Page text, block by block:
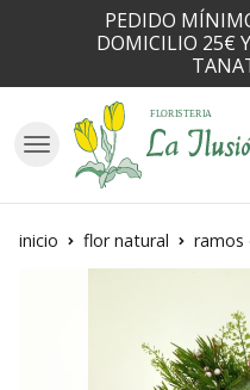
PEDIDO
DOMICILIO 25€
inicio flor natural ramos